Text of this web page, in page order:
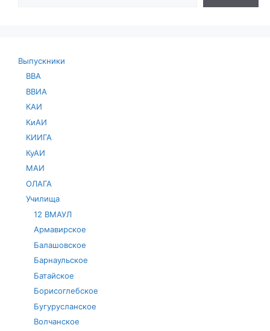
Выпускники
ВВА
ВВИА
КАИ
КиАИ
КИИГА
КуАИ
МАИ
ОЛАГА
Училища
12 ВМАУЛ
Армавирское
Балашовское
Барнаульское
Батайское
Борисоглебское
Бугурусланское
Волчанское